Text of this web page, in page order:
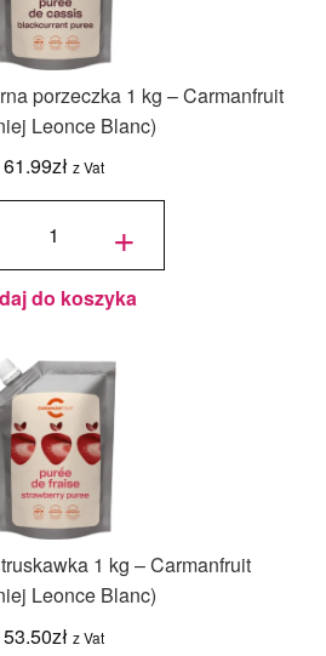
porzeczka 1 kg – Carmanfruit
Leonce Blanc)
61.99zł z Vat
+
do koszyka
1 kg – Carmanfruit
Leonce Blanc)
53.50zł z Vat